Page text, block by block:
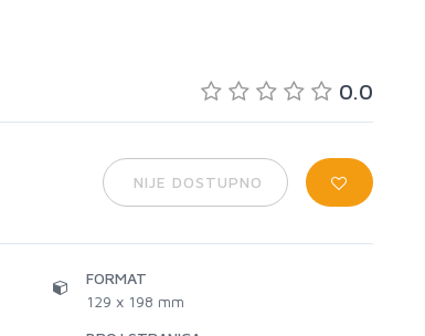
0.0
NIJE DOSTUPNO
FORMAT
129 x 198 mm